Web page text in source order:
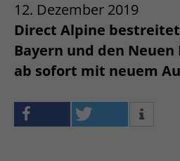
12. Dezember 2019
Direct Alpine
Bayern und den
ab sofort mit neuem